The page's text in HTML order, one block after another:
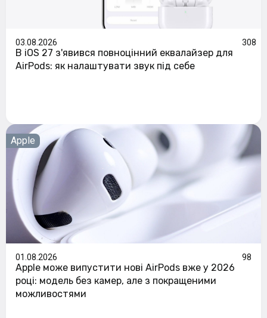
03.08.2026 308
В iOS 27 з'явився повноцінний еквалайзер для
AirPods: як налаштувати звук під себе
Apple
01.08.2026 98
Apple може випустити нові AirPods вже у 2026
році: модель без камер, але з покращеними
можливостями